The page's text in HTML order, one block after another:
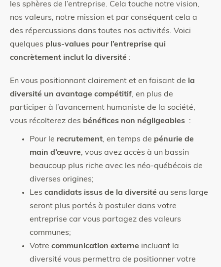
les sphères de l’entreprise. Cela touche notre vision,
nos valeurs, notre mission et par conséquent cela a
des répercussions dans toutes nos activités. Voici
quelques plus-values pour l’entreprise qui
concrètement inclut la diversité :
En vous positionnant clairement et en faisant de la
diversité un avantage compétitif, en plus de
participer à l’avancement humaniste de la société,
vous récolterez des bénéfices non négligeables :
Pour le recrutement, en temps de pénurie de
main d’œuvre, vous avez accès à un bassin
beaucoup plus riche avec les néo-québécois de
diverses origines;
Les candidats issus de la diversité au sens large
seront plus portés à postuler dans votre
entreprise car vous partagez des valeurs
communes;
Votre communication externe incluant la
diversité vous permettra de positionner votre